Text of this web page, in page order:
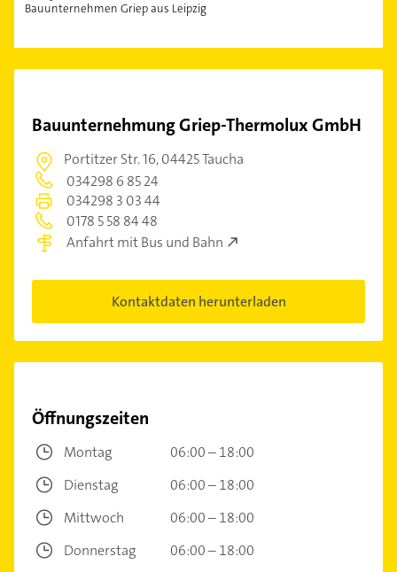
Bauunternehmen Griep aus Leipzig
Bauunternehmung Griep-Thermolux GmbH
Portitzer Str. 16,04425 Taucha
034298 6 85 24
034298 3 03 44
0178 5 58 84 48
Anfahrt mit Bus und Bahn
Kontaktdaten herunterladen
Öffnungszeiten
Montag
06:00 – 18:00
Dienstag
06:00 – 18:00
Mittwoch
06:00 – 18:00
Donnerstag
06:00 – 18:00